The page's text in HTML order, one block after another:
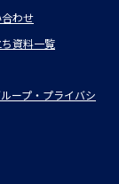
わせ
資料一覧
ープ・プライバシ